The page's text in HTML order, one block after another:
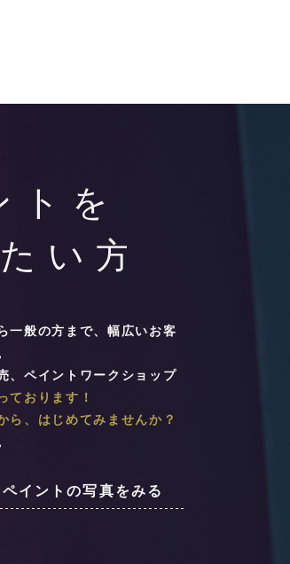
一般の方まで、幅広いお客
、ペイントワークショップ
ております！
ら、はじめてみませんか？
ペイントの写真をみる